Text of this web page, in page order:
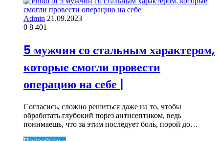
Admin 21.09.2023
0 8 401
5 мужчин со стальным характером,
которые смогли провести
операцию на себе |
Согласись, сложно решиться даже на то, чтобы
обработать глубокий порез антисептиком, ведь
понимаешь, что за этим последует боль, порой до…